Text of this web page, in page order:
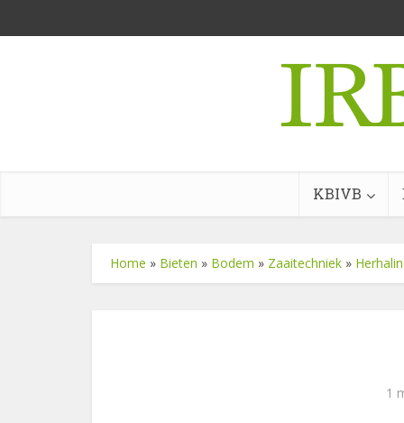
KBIVB
Home » Bieten » Bodem » Zaaitechniek »
1